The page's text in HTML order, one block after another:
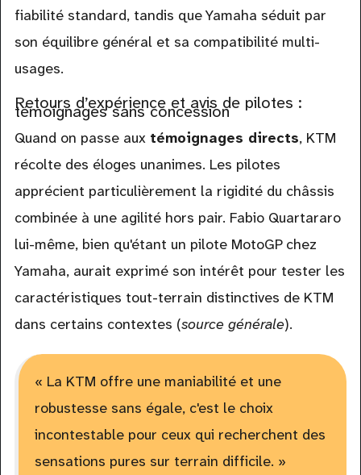
fiabilité standard, tandis que Yamaha séduit par
son équilibre général et sa compatibilité multi-
usages.
Retours d’expérience et avis de pilotes :
témoignages sans concession
Quand on passe aux témoignages directs, KTM
récolte des éloges unanimes. Les pilotes
apprécient particulièrement la rigidité du châssis
combinée à une agilité hors pair. Fabio Quartararo
lui-même, bien qu'étant un pilote MotoGP chez
Yamaha, aurait exprimé son intérêt pour tester les
caractéristiques tout-terrain distinctives de KTM
dans certains contextes (source générale).
« La KTM offre une maniabilité et une
robustesse sans égale, c'est le choix
incontestable pour ceux qui recherchent des
sensations pures sur terrain difficile. »